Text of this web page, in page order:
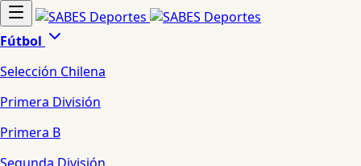
Fútbol
Selección Chilena
Primera División
Primera B